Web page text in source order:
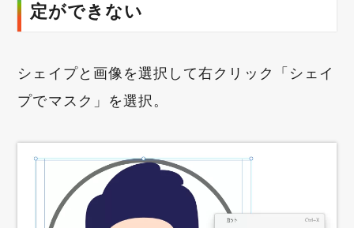
定ができない
シェイプと画像を選択して右クリック「シェイ
プでマスク」を選択。